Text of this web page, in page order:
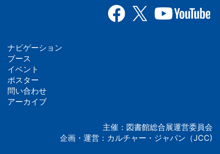
フ
ッ
タ
ナビゲーション
ブース
イベント
ポスター
問い合わせ
アーカイブ
主催：図書館総合展運営委員会
企画・運営：カルチャー・ジャパン（JCC)